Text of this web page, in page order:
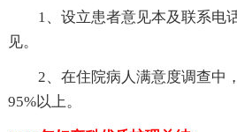
1、设立患者意见本及联系电
见。
2、在住院病人满意度调查中，
95%以上。